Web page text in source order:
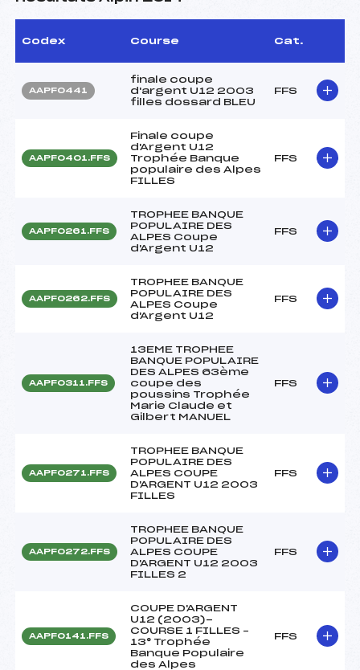
Codex Course Cat.
AAPF0441
finale coupe
d'argent U12 2003
filles dossard BLEU
FFS
AAPF0401.FFS
Finale coupe
d'Argent U12
Trophée Banque
populaire des Alpes
FILLES
FFS
AAPF0261.FFS
TROPHEE BANQUE
POPULAIRE DES
ALPES Coupe
d'Argent U12
FFS
AAPF0262.FFS
TROPHEE BANQUE
POPULAIRE DES
ALPES Coupe
d'Argent U12
FFS
AAPF0311.FFS
13EME TROPHEE
BANQUE POPULAIRE
DES ALPES 63ème
coupe des
poussins Trophée
Marie Claude et
Gilbert MANUEL
FFS
AAPF0271.FFS
TROPHEE BANQUE
POPULAIRE DES
ALPES COUPE
D'ARGENT U12 2003
FILLES
FFS
AAPF0272.FFS
TROPHEE BANQUE
POPULAIRE DES
ALPES COUPE
D'ARGENT U12 2003
FILLES 2
FFS
AAPF0141.FFS
COUPE D'ARGENT
U12 (2003)-
COURSE 1 FILLES –
13° Trophée
Banque Populaire
des Alpes
FFS